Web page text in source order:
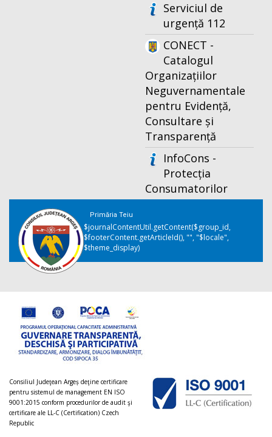
Serviciul de
urgență 112
CONECT -
Catalogul
Organizațiilor
Neguvernamentale
pentru Evidență,
Consultare și
Transparență
InfoCons -
Protecția
Consumatorilor
Primăria Teiu
$journalContentUtil.getContent($group_id,
$footerContent.getArticleId(), "", "$locale",
$theme_display)
Consiliul Judeţean Argeș deţine certificare
pentru sistemul de management EN ISO
9001:2015 conform procedurilor de audit şi
certificare ale LL-C (Certification) Czech
Republic